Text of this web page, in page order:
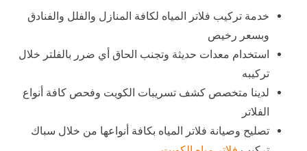
خدمة تركيب فلاتر المياه لكافة المنازل والفلل والفنادق
وبسعر رخيص
استخدام معدات حديثة وتجنب الحاق أي ضرر بالفلتر خلال
تركيبه
لدينا متخصص كشف تسريبات الكويت وفحص كافة أنواع
الفلاتر
تصليح وصيانة فلاتر المياه بكافة أنواعها من خلال سباك